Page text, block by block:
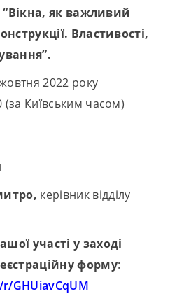
“Вікна, як важливий
Властивості,
2022 року
(за Київським часом)
керівник відділу
участі у заході
форму:
GHUiavCqUM